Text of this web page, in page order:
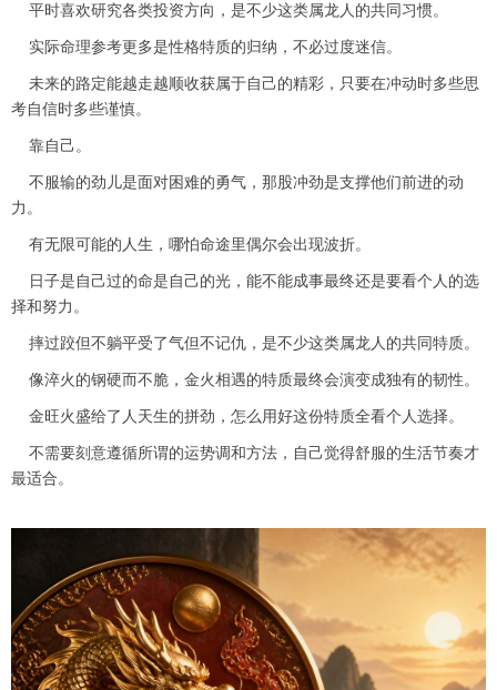
平时喜欢研究各类投资方向，是不少这类属龙人的共同习惯。
实际命理参考更多是性格特质的归纳，不必过度迷信。
未来的路定能越走越顺收获属于自己的精彩，只要在冲动时多些思
考自信时多些谨慎。
靠自己。
不服输的劲儿是面对困难的勇气，那股冲劲是支撑他们前进的动
力。
有无限可能的人生，哪怕命途里偶尔会出现波折。
日子是自己过的命是自己的光，能不能成事最终还是要看个人的选
择和努力。
摔过跤但不躺平受了气但不记仇，是不少这类属龙人的共同特质。
像淬火的钢硬而不脆，金火相遇的特质最终会演变成独有的韧性。
金旺火盛给了人天生的拼劲，怎么用好这份特质全看个人选择。
不需要刻意遵循所谓的运势调和方法，自己觉得舒服的生活节奏才
最适合。